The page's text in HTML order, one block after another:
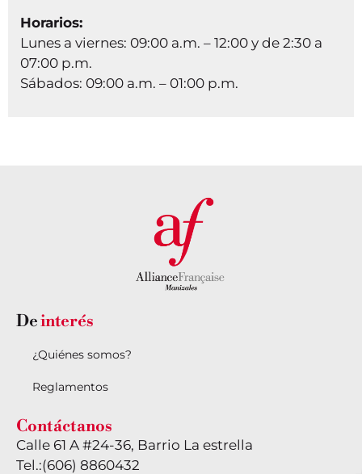
Horarios:
Lunes a viernes: 09:00 a.m. – 12:00 y de 2:30 a
07:00 p.m.
Sábados: 09:00 a.m. – 01:00 p.m.
Deinterés
¿Quiénes somos?
Reglamentos
Contáctanos
Calle 61 A #24-36, Barrio La estrella
Tel.:(606) 8860432